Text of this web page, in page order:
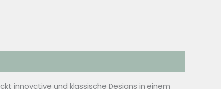
innovative und klassische Designs in einem